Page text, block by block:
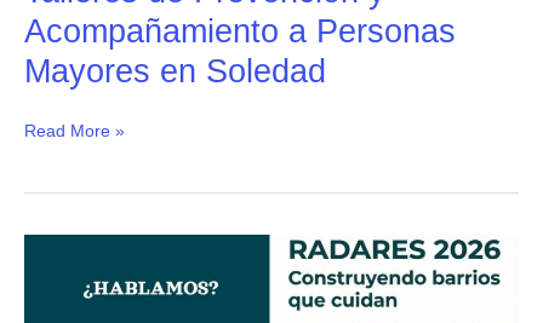
Acompañamiento a Personas
Mayores en Soledad
Read More »